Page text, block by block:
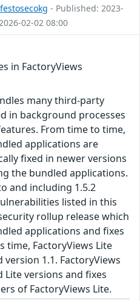
- Published: 2023-
02-02 08:00
in FactoryViews
many third-party
in background processes
From time to time,
applications are
fixed in newer versions
the bundled applications.
and including 1.5.2
listed in this
rollup release which
applications and fixes
time, FactoryViews Lite
1.1. FactoryViews
Lite versions and fixes
of FactoryViews Lite.